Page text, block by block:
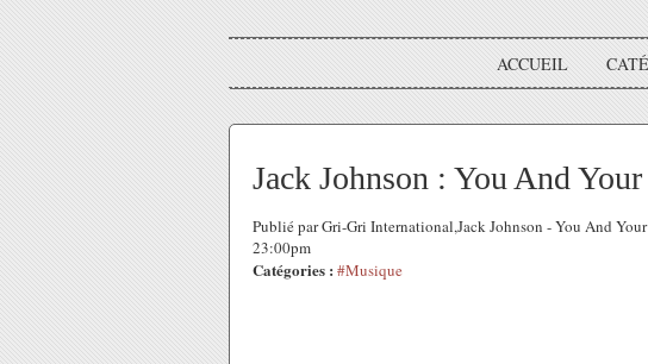
ACCUEIL
Jack Johnson : You And
Publié par Gri-Gri International,Jack Johnson - You And
23:00pm
Catégories : #Musique